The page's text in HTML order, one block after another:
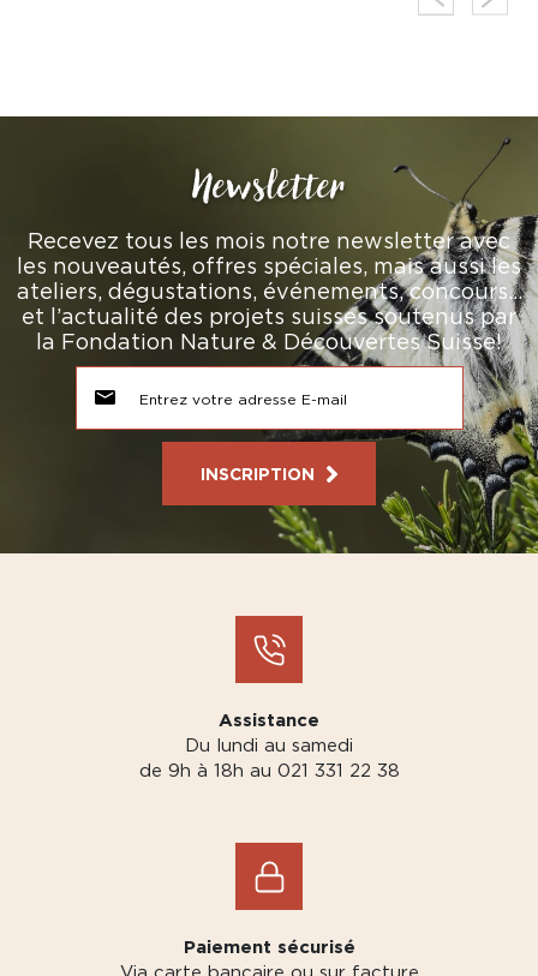
Newsletter
Recevez tous les mois notre newsletter avec
les nouveautés, offres spéciales, mais aussi les
ateliers, dégustations, événements, concours…
et l’actualité des projets suisses soutenus par
la Fondation Nature & Découvertes Suisse!
INSCRIPTION
Assistance
Du lundi au samedi
de 9h à 18h au 021 331 22 38
Paiement sécurisé
Via carte bancaire ou sur facture